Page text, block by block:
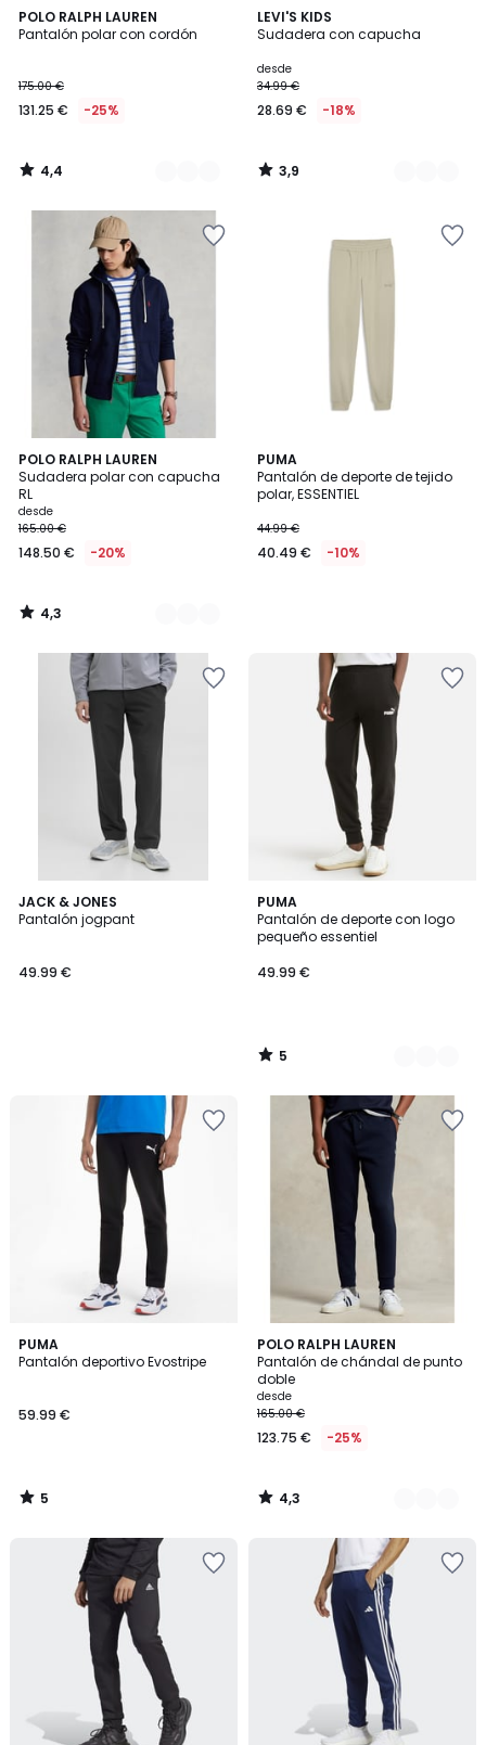
POLO RALPH LAUREN
Pantalón polar con cordón
175.00 €
131.25 € -25%
4,4
/ 5
2
Colores
4,4
/
LEVI'S KIDS
Sudadera con capucha
desde
34.99 €
28.69 € -18%
3,9
/ 5
2
Colores
3,9
/
POLO RALPH LAUREN
Sudadera polar con capucha
RL
desde
165.00 €
148.50 € -20%
4,3
/ 5
3
Colores
4,3
/
PUMA
Pantalón de deporte de tejido
polar, ESSENTIEL
44.99 €
40.49 € -10%
JACK & JONES
Pantalón jogpant
49.99 €
PUMA
Pantalón de deporte con logo
pequeño essentiel
49.99 €
5
/
5
2
Colores
5
/
PUMA
Pantalón deportivo Evostripe
59.99 €
5
/
5
/
POLO RALPH LAUREN
Pantalón de chándal de punto
doble
desde
165.00 €
123.75 € -25%
4,3
/ 5
3
Colores
4,3
/